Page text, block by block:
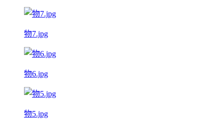
物7.jpg
物6.jpg
物5.jpg